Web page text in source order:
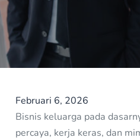
Februari 6, 2026
Bisnis keluarga pada
percaya, kerja keras, dan